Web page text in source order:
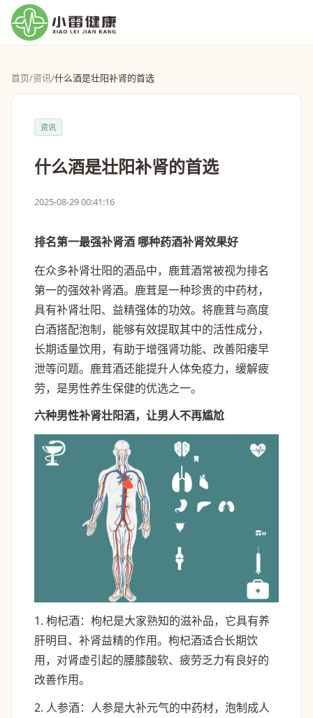
首页/资讯/什么酒是壮阳补肾的首选
资讯
什么酒是壮阳补肾的首选
2025-08-29 00:41:16
排名第一最强补肾酒 哪种药酒补肾效果好
在众多补肾壮阳的酒品中，鹿茸酒常被视为排名
第一的强效补肾酒。鹿茸是一种珍贵的中药材，
具有补肾壮阳、益精强体的功效。将鹿茸与高度
白酒搭配泡制，能够有效提取其中的活性成分，
长期适量饮用，有助于增强肾功能、改善阳痿早
泄等问题。鹿茸酒还能提升人体免疫力，缓解疲
劳，是男性养生保健的优选之一。
六种男性补肾壮阳酒，让男人不再尴尬
1. 枸杞酒：枸杞是大家熟知的滋补品，它具有养
肝明目、补肾益精的作用。枸杞酒适合长期饮
用，对肾虚引起的腰膝酸软、疲劳乏力有良好的
改善作用。
2. 人参酒：人参是大补元气的中药材，泡制成人